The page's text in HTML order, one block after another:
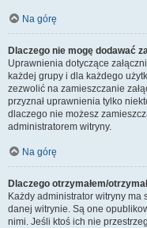
Na górę
Dlaczego nie mogę dodawać
Uprawnienia dotyczące
każdej grupy i dla każdego
zezwolić na zamieszczanie
przyznał uprawnienia tylko
dlaczego nie możesz
administratorem witryny.
Na górę
Dlaczego otrzymałem/
Każdy administrator witryny
danej witrynie. Są one
nimi. Jeśli ktoś ich nie